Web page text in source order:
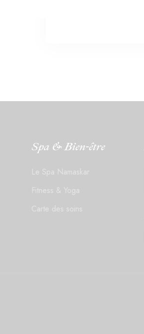
Spa & Bien-être
Le Spa Namaskar
Fitness & Yoga
Carte des soins